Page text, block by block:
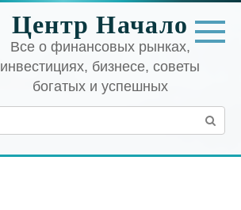
Центр Начало
Все о финансовых рынках,
инвестициях, бизнесе, советы
богатых и успешных